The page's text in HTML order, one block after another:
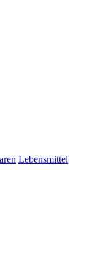
Lebensmittel